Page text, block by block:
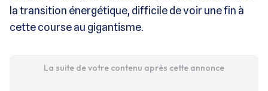
la transition énergétique, difficile de voir une fin à
cette course au gigantisme.
La suite de votre contenu après cette annonce